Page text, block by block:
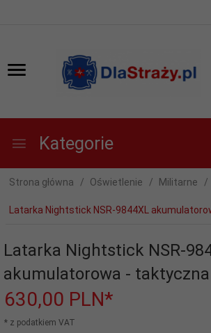
Kategorie
Strona główna Oświetlenie Militarne
Latarka Nightstick NSR-9844XL
Latarka Nightstick NSR-
akumulatorowa - taktyczna
630,00 PLN*
* z podatkiem VAT